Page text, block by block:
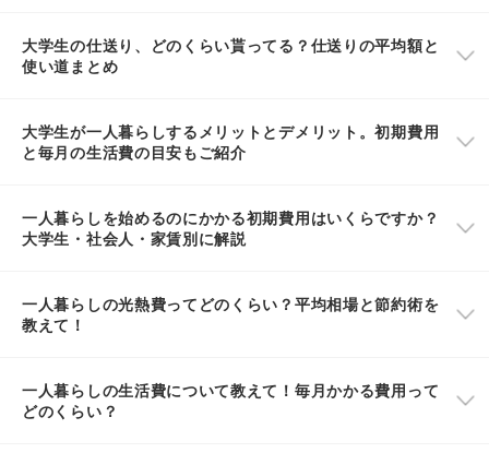
大学生の仕送り、どのくらい貰ってる？仕送りの平均額と
使い道まとめ
大学生が一人暮らしするメリットとデメリット。初期費用
と毎月の生活費の目安もご紹介
一人暮らしを始めるのにかかる初期費用はいくらですか？
大学生・社会人・家賃別に解説
一人暮らしの光熱費ってどのくらい？平均相場と節約術を
教えて！
一人暮らしの生活費について教えて！毎月かかる費用って
どのくらい？